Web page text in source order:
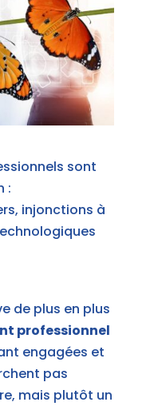
sont
:
injonctions à
de plus en plus
professionnel
engagées et
pas
mais plutôt un